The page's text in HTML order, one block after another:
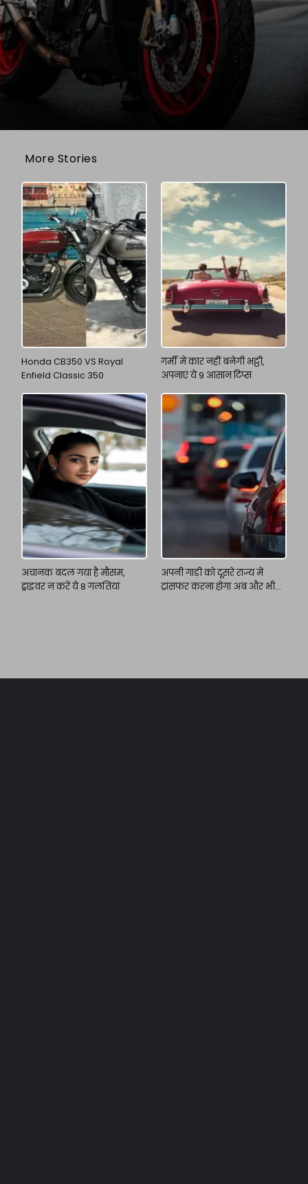
More Stories
Honda CB350 VS Royal
Enfield Classic 350
गर्मी में कार नहीं बनेगी भट्ठी,
अपनाएं ये 9 आसान टिप्स
अचानक बदल गया है मौसम,
ड्राइवर न करें ये 8 गलतियां
अपनी गाड़ी को दूसरे राज्य में
ट्रांसफर करना होगा अब और भी